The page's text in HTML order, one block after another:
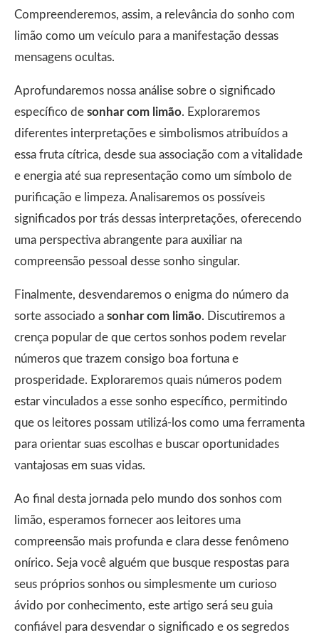
Compreenderemos, assim, a relevância do sonho com
limão como um veículo para a manifestação dessas
mensagens ocultas.
Aprofundaremos nossa análise sobre o significado
específico de sonhar com limão. Exploraremos
diferentes interpretações e simbolismos atribuídos a
essa fruta cítrica, desde sua associação com a vitalidade
e energia até sua representação como um símbolo de
purificação e limpeza. Analisaremos os possíveis
significados por trás dessas interpretações, oferecendo
uma perspectiva abrangente para auxiliar na
compreensão pessoal desse sonho singular.
Finalmente, desvendaremos o enigma do número da
sorte associado a sonhar com limão. Discutiremos a
crença popular de que certos sonhos podem revelar
números que trazem consigo boa fortuna e
prosperidade. Exploraremos quais números podem
estar vinculados a esse sonho específico, permitindo
que os leitores possam utilizá-los como uma ferramenta
para orientar suas escolhas e buscar oportunidades
vantajosas em suas vidas.
Ao final desta jornada pelo mundo dos sonhos com
limão, esperamos fornecer aos leitores uma
compreensão mais profunda e clara desse fenômeno
onírico. Seja você alguém que busque respostas para
seus próprios sonhos ou simplesmente um curioso
ávido por conhecimento, este artigo será seu guia
confiável para desvendar o significado e os segredos